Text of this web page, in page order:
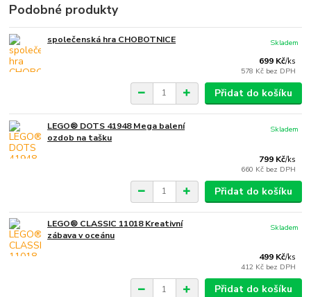
Podobné produkty
společenská hra CHOBOTNICE
699 Kč/ks
578 Kč bez DPH
Skladem
Přidat do košíku
LEGO® DOTS 41948 Mega balení
ozdob na tašku
799 Kč/ks
660 Kč bez DPH
Skladem
Přidat do košíku
LEGO® CLASSIC 11018 Kreativní
zábava v oceánu
499 Kč/ks
412 Kč bez DPH
Skladem
Přidat do košíku